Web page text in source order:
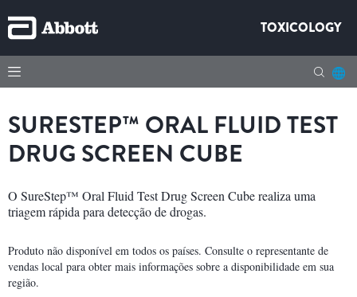
TOXICOLOGY
SURESTEP™ ORAL FLUID TEST
DRUG SCREEN CUBE
O SureStep™ Oral Fluid Test Drug Screen Cube realiza uma
triagem rápida para detecção de drogas.
Produto não disponível em todos os países. Consulte o representante de
vendas local para obter mais informações sobre a disponibilidade em sua
região.